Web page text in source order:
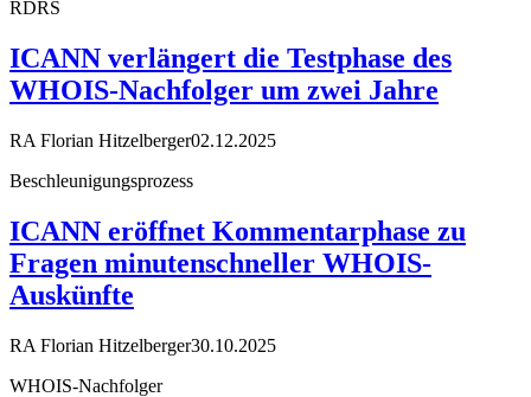
RDRS
ICANN verlängert die Testphase des
WHOIS-Nachfolger um zwei Jahre
RA Florian Hitzelberger02.12.2025
Beschleunigungsprozess
ICANN eröffnet Kommentarphase zu
Fragen minutenschneller WHOIS-
Auskünfte
RA Florian Hitzelberger30.10.2025
WHOIS-Nachfolger